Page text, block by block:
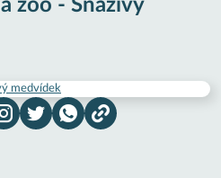
zoo - Snaživý